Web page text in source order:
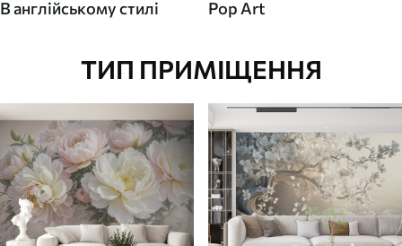
В англійському стилі Pop Art
ТИП ПРИМІЩЕННЯ